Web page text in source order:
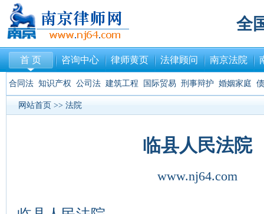
全
首 页 咨询中心 律师黄页 法律顾问 南京法院
合同法 知识产权 公司法 建筑工程 国际贸易 刑事辩护 婚姻家庭
网站首页 >> 法院
临县人民法院
www.nj64.com